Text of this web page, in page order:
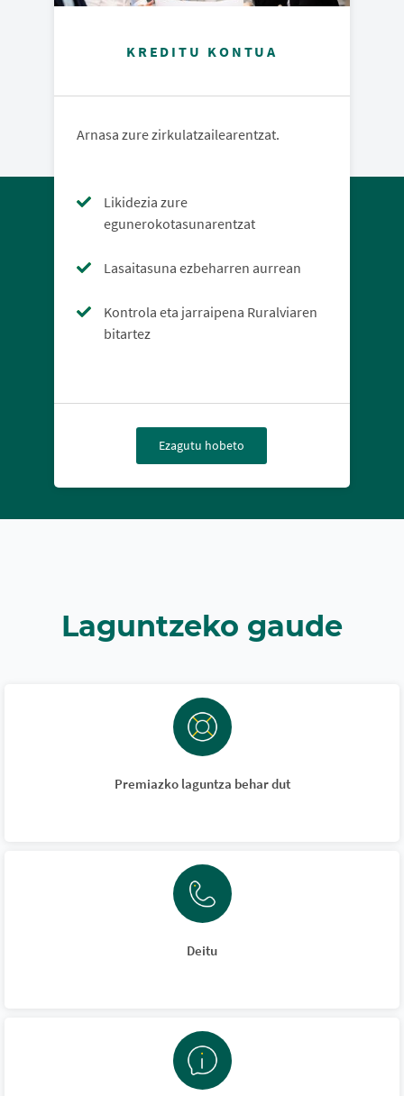
KREDITU KONTUA
Arnasa zure zirkulatzailearentzat.
Likidezia zure
egunerokotasunarentzat
Lasaitasuna ezbeharren aurrean
Kontrola eta jarraipena Ruralviaren
bitartez
Ezagutu hobeto
Laguntzeko gaude
Premiazko laguntza behar dut
Deitu